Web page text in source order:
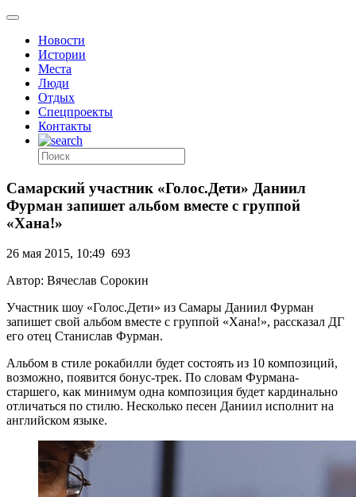
Новости
Истории
Места
Люди
Отдых
Спецпроекты
Контакты
Самарский участник «Голос.Дети» Даниил
Фурман запишет альбом вместе с группой
«Хана!»
26 мая 2015, 10:49 693
Автор: Вячеслав Сорокин
Участник шоу «Голос.Дети» из Самары Даниил Фурман
запишет свой альбом вместе с группой «Хана!», рассказал ДГ
его отец Станислав Фурман.
Альбом в стиле рокабилли будет состоять из 10 композиций,
возможно, появится бонус-трек. По словам Фурмана-
старшего, как минимум одна композиция будет кардинально
отличаться по стилю. Несколько песен Даниил исполнит на
английском языке.